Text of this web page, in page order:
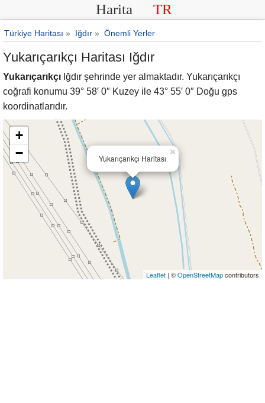
Harita TR
Türkiye Haritası » Iğdır » Önemli Yerler
Yukarıçarıkçı Haritası Iğdır
Yukarıçarıkçı Iğdır şehrinde yer almaktadır. Yukarıçarıkçı
coğrafi konumu 39° 58′ 0″ Kuzey ile 43° 55′ 0″ Doğu gps
koordinatlarıdır.
Yukarıçarıkçı Haritası
×
+
−
Leaflet | ©OpenStreetMapcontributors